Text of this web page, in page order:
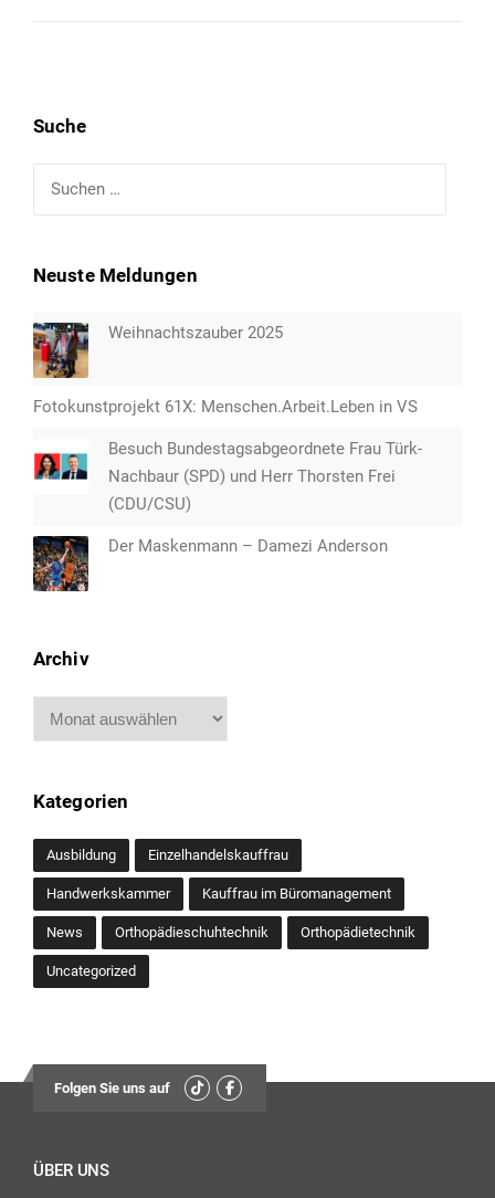
Suche
Neuste Meldungen
Weihnachtszauber 2025
Fotokunstprojekt 61X: Menschen.Arbeit.Leben in VS
Besuch Bundestagsabgeordnete Frau Türk-
Nachbaur (SPD) und Herr Thorsten Frei
(CDU/CSU)
Der Maskenmann – Damezi Anderson
Archiv
Archiv
Kategorien
Ausbildung Einzelhandelskauffrau
Handwerkskammer Kauffrau im Büromanagement
News Orthopädieschuhtechnik Orthopädietechnik
Uncategorized
Folgen Sie uns auf
ÜBER UNS